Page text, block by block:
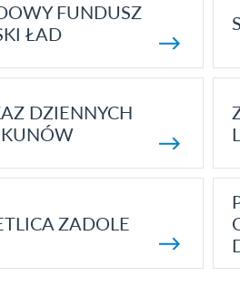
FUNDUSZ
ŁAD
DZIENNYCH
ZADOLE